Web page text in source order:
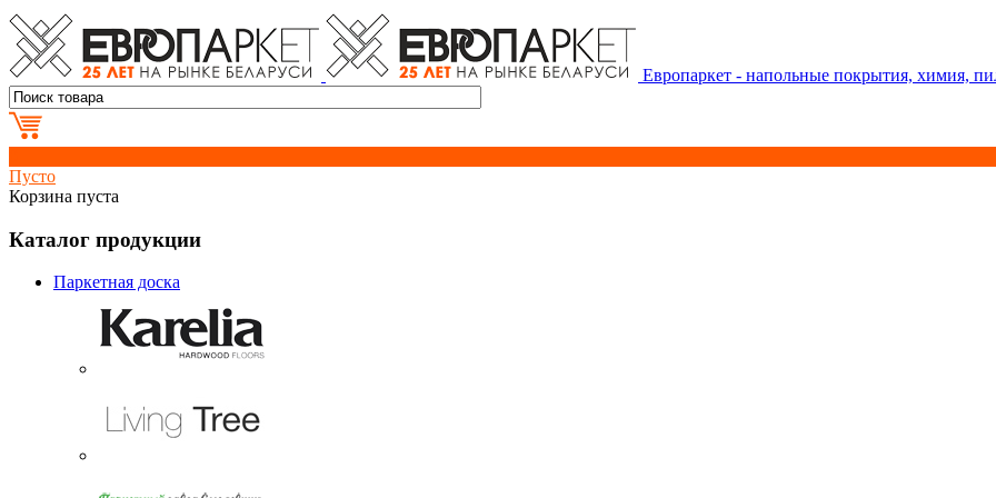
Европаркет - напольные покрытия, химия,
Пусто
Корзина пуста
Каталог продукции
Паркетная доска